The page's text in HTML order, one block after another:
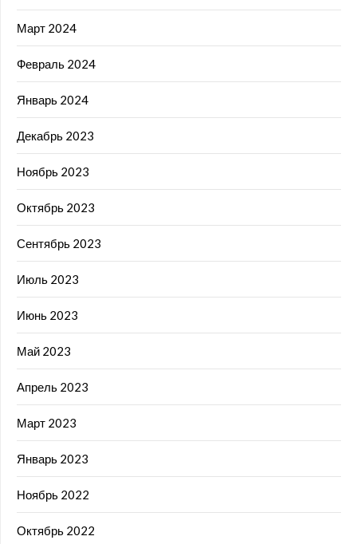
Март 2024
Февраль 2024
Январь 2024
Декабрь 2023
Ноябрь 2023
Октябрь 2023
Сентябрь 2023
Июль 2023
Июнь 2023
Май 2023
Апрель 2023
Март 2023
Январь 2023
Ноябрь 2022
Октябрь 2022